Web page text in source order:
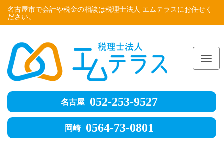
名古屋市で会計や税金の相談は税理士法人 エムテラスにお任せく
ださい。
名古屋 052-253-9527
岡崎 0564-73-0801